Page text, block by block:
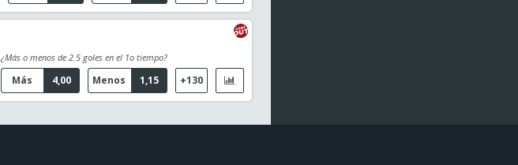
¿Más o menos de 2.5 goles en el 1o tiempo?
4,00
Más 1,15
Menos +130